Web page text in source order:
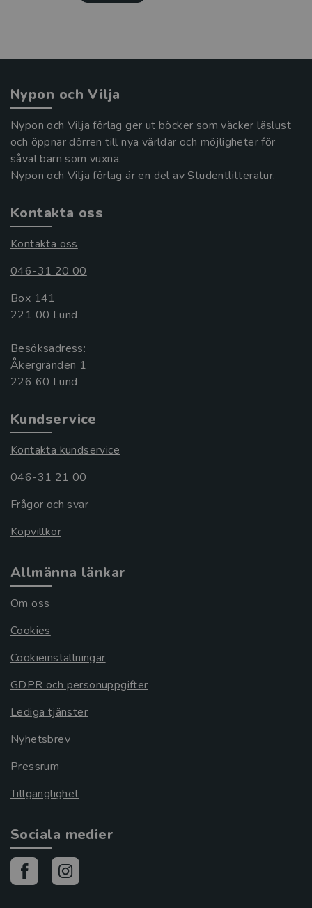
Nypon och Vilja
Nypon och Vilja förlag ger ut böcker som väcker läslust
och öppnar dörren till nya världar och möjligheter för
såväl barn som vuxna.
Nypon och Vilja förlag är en del av Studentlitteratur.
Kontakta oss
Kontakta oss
046-31 20 00
Box 141
221 00 Lund
Besöksadress:
Åkergränden 1
Kundservice
Kontakta kundservice
046-31 21 00
Frågor och svar
Köpvillkor
Allmänna länkar
Om oss
Cookies
Cookieinställningar
GDPR och personuppgifter
Lediga tjänster
Nyhetsbrev
Pressrum
Tillgänglighet
Sociala medier